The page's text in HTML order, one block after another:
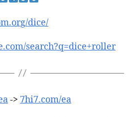
dice/
search?q=dice+roller
-> 7hi7.com/ea